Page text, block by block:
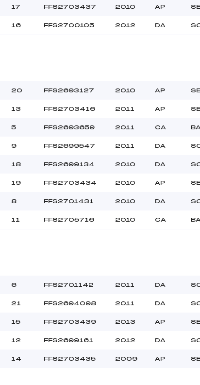
17 FFS2703437 2010 AP
16 FFS2700105 2012 DA
20 FFS2693127 2010 AP
13 FFS2703416 2011 AP
5 FFS2693659 2011 CA
9 FFS2699547 2011 DA
18 FFS2699134 2010 DA
19 FFS2703434 2010 AP
8 FFS2701431 2010 DA
11 FFS2705716 2010 CA
6 FFS2701142 2011 DA
21 FFS2694098 2011 DA
15 FFS2703439 2013 AP
12 FFS2699161 2012 DA
14 FFS2703435 2009 AP